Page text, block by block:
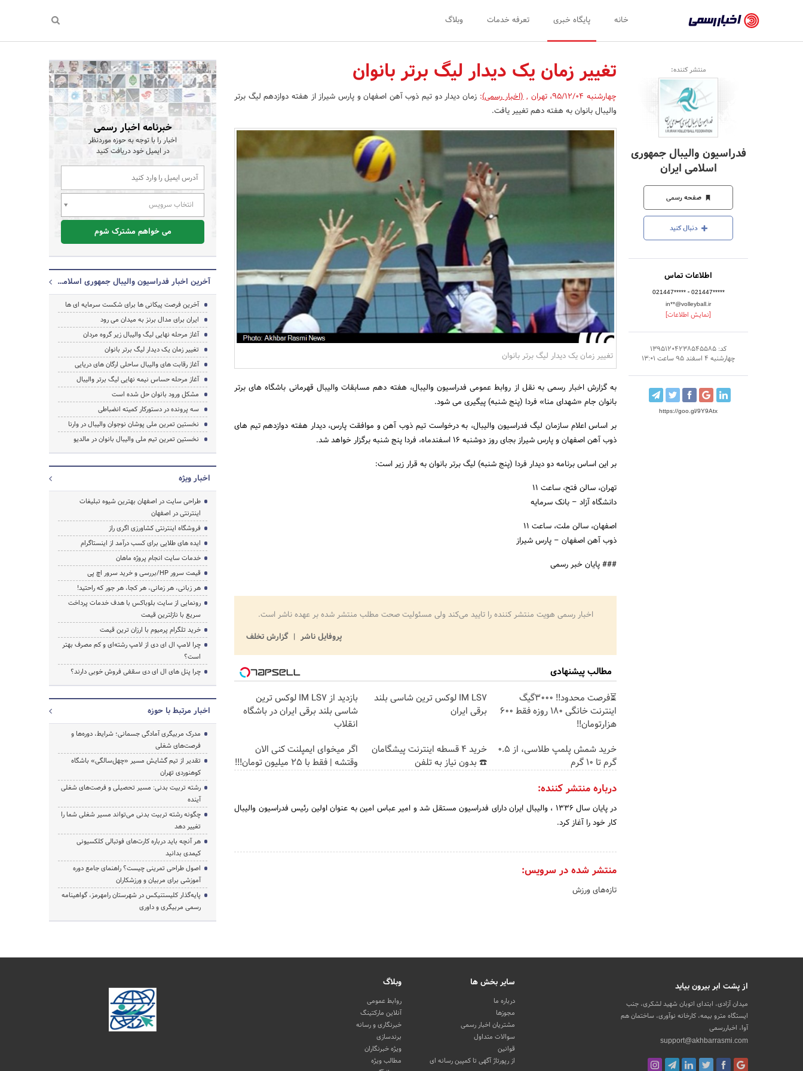
رسمی
-
اخبار
تایید
شده
شرکت‌ها،
سازمان‌ها
و
روابط
عمومی‌ها
خانه پایگاه خبری تعرفه خدمات وبلاگ
منتشر کننده:
فدراسیون والیبال جمهوری
اسلامی ایران
صفحه رسمی
دنبال کنید
اطلاعات تماس
021447***** - 021447*****
in**@volleyball.ir
[نمایش اطلاعات]
کد: 13951204238545585
چهارشنبه 4 اسفند 95 ساعت 13:01
https://goo.gl/9Y9Atx
تغییر زمان یک دیدار لیگ برتر بانوان
چهارشنبه 95/12/04 ،تهران ,(اخبار رسمی): زمان دیدار دو تیم ذوب آهن اصفهان و پارس شیراز از هفته دوازدهم لیگ برتر
والیبال بانوان به هفته دهم تغییر یافت.
تغییر زمان یک دیدار لیگ برتر بانوان
به گزارش اخبار رسمی به نقل از روابط عمومی فدراسیون والیبال، هفته دهم مسابقات والیبال قهرمانی باشگاه های برتر
بانوان جام «شهدای منا» فردا (پنج شنبه) پیگیری می شود.
بر اساس اعلام سازمان لیگ فدراسیون والیبال، به درخواست تیم ذوب آهن و موافقت پارس، دیدار هفته دوازدهم تیم های
ذوب آهن اصفهان و پارس شیراز بجای روز دوشنبه 16 اسفندماه، فردا پنج شنبه برگزار خواهد شد.
بر این اساس برنامه دو دیدار فردا (پنج شنبه) لیگ برتر بانوان به قرار زیر است:
تهران، سالن فتح، ساعت 11
دانشگاه آزاد – بانک سرمایه
اصفهان، سالن ملت، ساعت 11
ذوب آهن اصفهان – پارس شیراز
### پایان خبر رسمی
اخبار رسمی هویت منتشر کننده را تایید می‌کند ولی مسئولیت صحت مطلب منتشر شده بر عهده ناشر است.
پروفایل ناشر
گزارش تخلف
مطالب پیشنهادی
⏳فرصت محدود!! 3000گیگ
اینترنت خانگی 180 روزه فقط 600
هزارتومان!!
IM LS7 لوکس ترین شاسی بلند
برقی ایران
بازدید از IM LS7 لوکس ترین
شاسی بلند برقی ایران در باشگاه
انقلاب
خرید شمش پلمپ طلاسی، از ۰.۵
گرم تا ۱۰ گرم
خرید 4 قسطه اینترنت پیشگامان
☎️ بدون نیاز به تلفن
اگر میخوای ایمپلنت کنی الان
وقتشه | فقط با ۲۵ میلیون تومان!!!
درباره منتشر کننده:
در پایان سال 1336 ، والیبال ایران دارای فدراسیون مستقل شد و امیر عباس امین به عنوان اولین رئیس فدراسیون والیبال
کار خود را آغاز کرد.
منتشر شده در سرویس:
تازه‌های ورزش
خبرنامه اخبار رسمی
اخبار را با توجه به حوزه موردنظر
در ایمیل خود دریافت کنید
انتخاب سرویس
می خواهم مشترک شوم
آخرین اخبار فدراسیون والیبال جمهوری اسلامی ایران
آخرین فرصت پیکانی ها برای شکست سرمایه ای ها
ایران برای مدال برنز به میدان می رود
آغاز مرحله نهایی لیگ والیبال زیر گروه مردان
تغییر زمان یک دیدار لیگ برتر بانوان
آغاز رقابت های والیبال ساحلی ارگان های دریایی
آغاز مرحله حساس نیمه نهایی لیگ برتر والیبال
مشکل ورود بانوان حل شده است
سه پرونده در دستورکار کمیته انضباطی
نخستین تمرین ملی پوشان نوجوان والیبال در وارنا
نخستین تمرین تیم ملی والیبال بانوان در مالدیو
اخبار ویژه
طراحی سایت در اصفهان بهترین شیوه تبلیغات
اینترنتی در اصفهان
فروشگاه اینترنتی کشاورزی اگری راز
ایده های طلایی برای کسب درآمد از اینستاگرام
خدمات سایت انجام پروژه ماهان
قیمت سرور HP/بررسی و خرید سرور اچ پی
هر زبانی، هر زمانی، هر کجا، هر جور که راحتید!
رونمایی از سایت بلوباکس با هدف خدمات پرداخت
سریع با نازلترین قیمت
خرید تلگرام پرمیوم با ارزان ترین قیمت
چرا لامپ ال ای دی از لامپ رشته‌ای و کم مصرف بهتر
است؟
چرا پنل های ال ای دی سقفی فروش خوبی دارند؟
اخبار مرتبط با حوزه
مدرک مربیگری آمادگی جسمانی؛ شرایط، دوره‌ها و
فرصت‌های شغلی
تقدیر از تیم گشایش مسیر «چهل‌سالگی» باشگاه
کوهنوردی تهران
رشته تربیت بدنی: مسیر تحصیلی و فرصت‌های شغلی
آینده
چگونه رشته تربیت بدنی می‌تواند مسیر شغلی شما را
تغییر دهد
هر آنچه باید درباره کارت‌های فوتبالی کلکسیونی
کیمدی بدانید
اصول طراحی تمرینی چیست؟ راهنمای جامع دوره
آموزشی برای مربیان و ورزشکاران
پایه‌گذار کلیستنیکس در شهرستان رامهرمز، گواهینامه
رسمی مربیگری و داوری
از پشت ابر بیرون بیاید
میدان آزادی، ابتدای اتوبان شهید لشکری، جنب
ایستگاه مترو بیمه، کارخانه نوآوری، ساختمان هم
آوا، اخباررسمی
support@akhbarrasmi.com
سایر بخش ها
درباره ما
مجوزها
مشتریان اخبار رسمی
سوالات متداول
قوانین
از رپورتاژ آگهی تا کمپین رسانه ای
وبلاگ
روابط عمومی
آنلاین مارکتینگ
خبرنگاری و رسانه
برندسازی
ویژه خبرنگاران
مطالب ویژه